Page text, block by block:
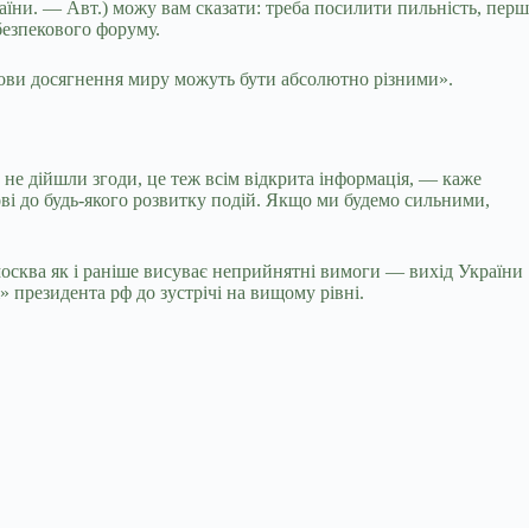
— Авт.) можу вам сказати: треба посилити пильність, перш
форуму.
досягнення миру можуть бути абсолютно різними».
дійшли згоди, це теж всім відкрита інформація, — каже
до будь-якого розвитку подій. Якщо ми будемо сильними,
як і раніше висуває неприйнятні вимоги — вихід України
президента рф до зустрічі на вищому рівні.